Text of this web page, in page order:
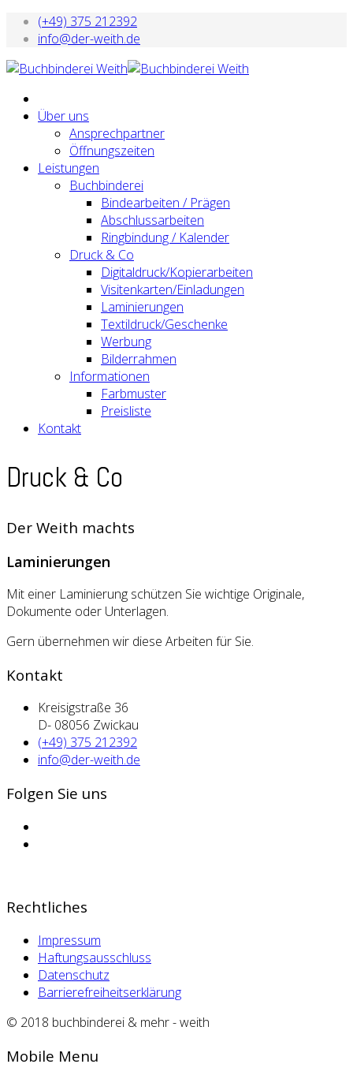
(+49) 375 212392
info@der-weith.de
Über uns
Ansprechpartner
Öffnungszeiten
Leistungen
Buchbinderei
Bindearbeiten / Prägen
Abschlussarbeiten
Ringbindung / Kalender
Druck & Co
Digitaldruck/Kopierarbeiten
Visitenkarten/Einladungen
Laminierungen
Textildruck/Geschenke
Werbung
Bilderrahmen
Informationen
Farbmuster
Preisliste
Kontakt
Druck & Co
Der Weith machts
Laminierungen
Mit einer Laminierung schützen Sie wichtige Originale,
Dokumente oder Unterlagen.
Gern übernehmen wir diese Arbeiten für Sie.
Kontakt
Kreisigstraße 36
D- 08056 Zwickau
(+49) 375 212392
info@der-weith.de
Folgen Sie uns
Rechtliches
Impressum
Haftungsausschluss
Datenschutz
Barrierefreiheitserklärung
© 2018 buchbinderei & mehr - weith
Mobile Menu